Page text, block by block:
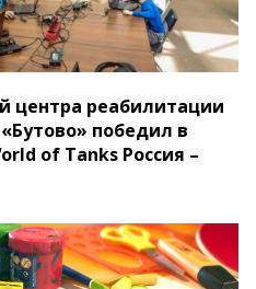
центра реабилитации
победил в
of Tanks Россия –